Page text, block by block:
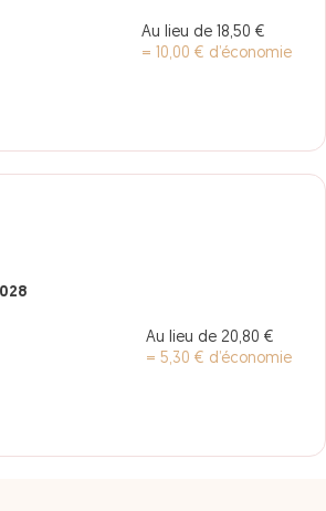
Au lieu de 18,50 €
= 10,00 € d’économie
pour Enfant 10-18 ans 14
Au lieu de 20,80 €
= 5,30 € d’économie
pour Adulte 14